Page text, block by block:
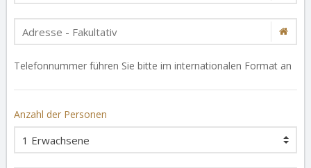
Telefonnummer führen Sie bitte im internationalen Format an
Anzahl der Personen